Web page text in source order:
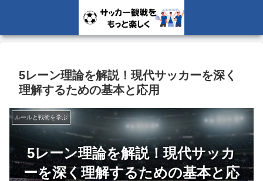
5レーン理論を解説！現代サッカーを深く
理解するための基本と応用
5レーン理論を解説！現代サッカ
ーを深く理解するための基本と応
ルールと戦術を学ぶ